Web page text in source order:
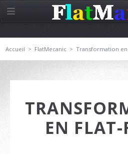
Accueil > FlatMecanic >Transformation
EN